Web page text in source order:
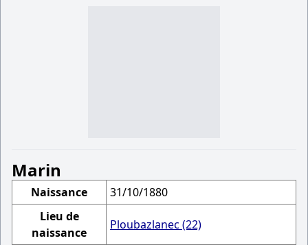
Marin
Naissance
31/10/1880
Lieu de
naissance
Ploubazlanec (22)